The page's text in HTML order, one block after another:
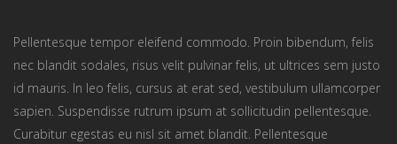
Pellentesque tempor eleifend commodo. Proin bibendum, felis
nec blandit sodales, risus velit pulvinar felis, ut ultrices sem justo
id mauris. In leo felis, cursus at erat sed, vestibulum ullamcorper
sapien. Suspendisse rutrum ipsum at sollicitudin pellentesque.
Curabitur egestas eu nisl sit amet blandit. Pellentesque